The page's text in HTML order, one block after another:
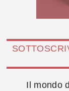
Il mondo